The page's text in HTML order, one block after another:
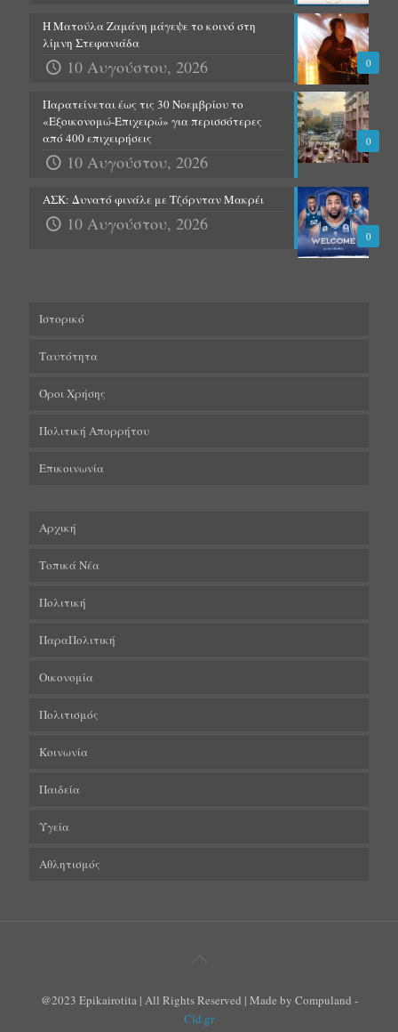
0
Η Ματούλα Ζαμάνη μάγεψε το κοινό στη
λίμνη Στεφανιάδα
10 Αυγούστου, 2026
0
Παρατείνεται έως τις 30 Νοεμβρίου το
«Εξοικονομώ-Επιχειρώ» για περισσότερες
από 400 επιχειρήσεις
10 Αυγούστου, 2026
0
ΑΣΚ: Δυνατό φινάλε με Τζόρνταν Μακρέι
10 Αυγούστου, 2026
Ιστορικό
Ταυτότητα
Όροι Χρήσης
Πολιτική Απορρήτου
Επικοινωνία
Αρχική
Τοπικά Νέα
Πολιτική
ΠαραΠολιτική
Οικονομία
Πολιτισμός
Κοινωνία
Παιδεία
Υγεία
Αθλητισμός
@2023 Epikairotita | All Rights Reserved | Made by Compuland -
Cld.gr